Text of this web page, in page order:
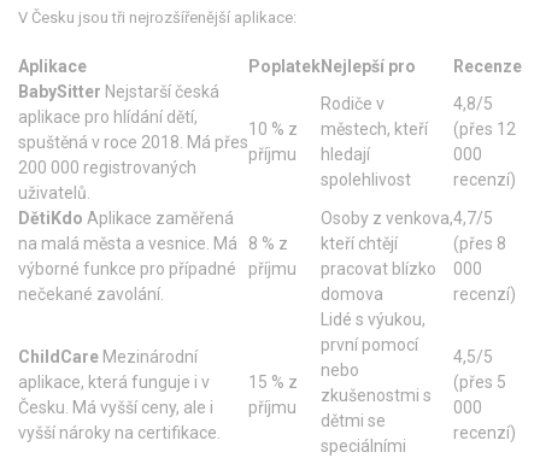
V Česku jsou tři nejrozšířenější aplikace:
Aplikace PoplatekNejlepší pro
Recenze
BabySitter Nejstarší česká
aplikace pro hlídání dětí,
spuštěná v roce 2018. Má přes
200 000 registrovaných
uživatelů.
10 % z
příjmu
Rodiče v
městech, kteří
hledají
spolehlivost
4,8/5
(přes 12
000
recenzí)
DětiKdo Aplikace zaměřená
na malá města a vesnice. Má
výborné funkce pro případné
nečekané zavolání.
8 % z
příjmu
Osoby z venkova,
kteří chtějí
pracovat blízko
domova
4,7/5
(přes 8
000
recenzí)
ChildCare Mezinárodní
aplikace, která funguje i v
Česku. Má vyšší ceny, ale i
vyšší nároky na certifikace.
15 % z
příjmu
Lidé s výukou,
první pomocí
nebo
zkušenostmi s
dětmi se
speciálními
4,5/5
(přes 5
000
recenzí)